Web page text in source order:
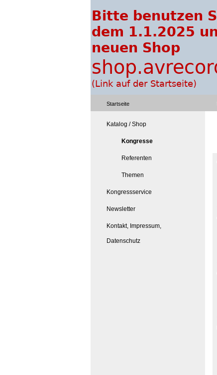
Startseite
Katalog / Shop
Kongresse
Referenten
Themen
Kongressservice
Newsletter
Kontakt, Impressum,
Datenschutz